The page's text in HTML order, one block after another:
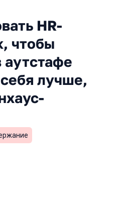
HR-
чтобы
аутстафе
лучше,